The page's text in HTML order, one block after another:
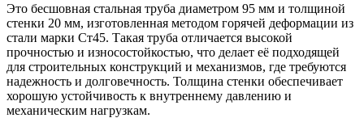
Это бесшовная стальная труба диаметром 95 мм и толщиной
стенки 20 мм, изготовленная методом горячей деформации из
стали марки Ст45. Такая труба отличается высокой
прочностью и износостойкостью, что делает её подходящей
для строительных конструкций и механизмов, где требуются
надежность и долговечность. Толщина стенки обеспечивает
хорошую устойчивость к внутреннему давлению и
механическим нагрузкам.